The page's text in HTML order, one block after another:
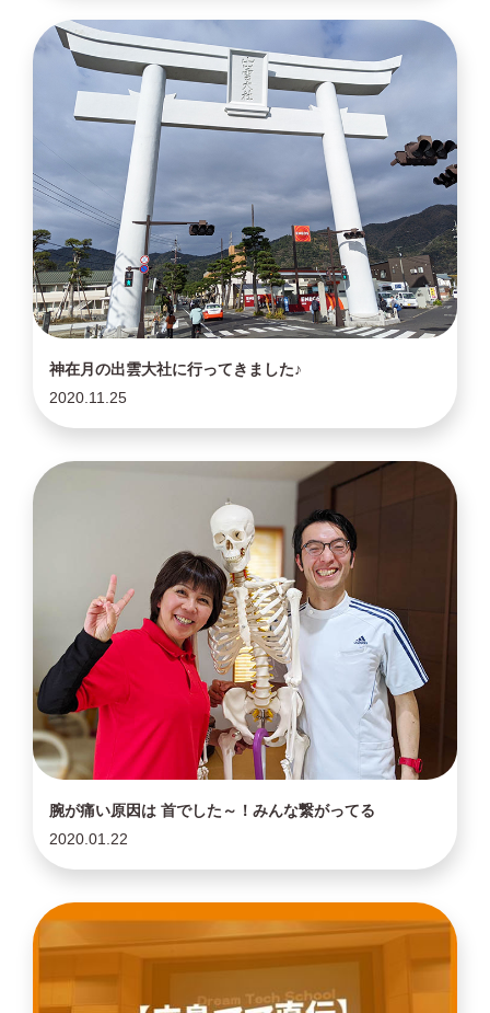
神在月の出雲大社に行ってきました♪
2020.11.25
腕が痛い原因は 首でした～！みんな繋がってる
2020.01.22